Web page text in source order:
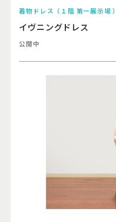
着物ドレス（１階 第一展示場 ）
イヴニングドレス
公開中